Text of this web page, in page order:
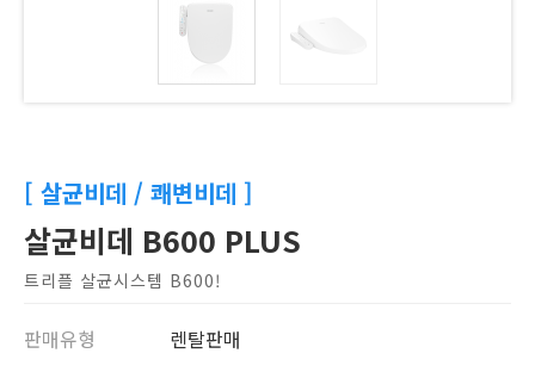
[ 살균비데 / 쾌변비데 ]
살균비데 B600 PLUS
트리플 살균시스템 B600!
판매유형
렌탈판매